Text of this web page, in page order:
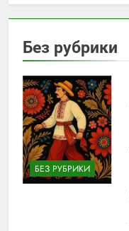
Без рубрики
БЕЗ РУБРИКИ